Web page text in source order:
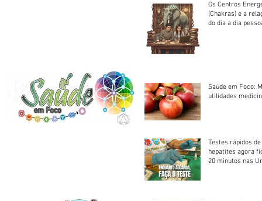
Os Centros
(Chakras) e a
do dia a dia
Saúde em Foco:
utilidades
Testes rápidos
hepatites agora
20 minutos nas